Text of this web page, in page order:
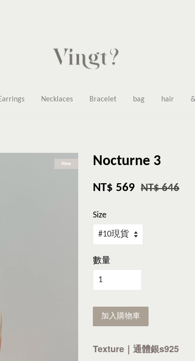
Necklaces Bracelet bag hair
New Nocturne 3
NT$ 569 NT$ 646
Size
數量
加入購物車
Texture｜通體銀s925